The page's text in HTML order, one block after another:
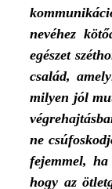
nevéhez
egészet
család,
milyen jól
ne
fejemmel,
hogy az